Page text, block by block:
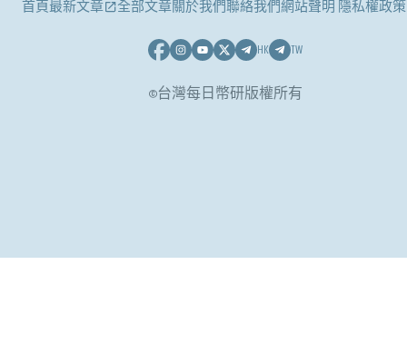
首頁最新文章 全部文章關於我們聯絡我們網站聲明 隱私權政策
HK TW
©台灣每日幣研版權所有